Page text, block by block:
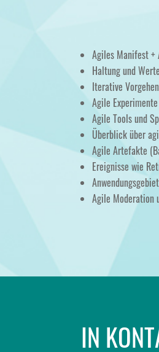
Agiles Manifest
Haltung und
Iterative
Agile
Agile Tools und
Überblick über
Agile Artefakte
Ereignisse wie
Agile Moderation
IN